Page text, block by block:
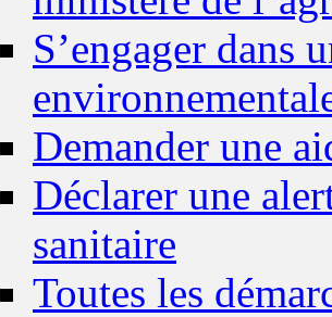
S’engager dans
Demander une
Déclarer une
sanitaire
Toutes les